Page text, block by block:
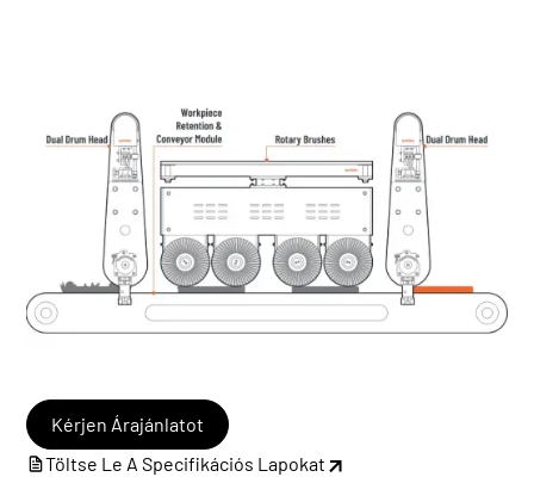
Kérjen Árajánlatot
Töltse Le A Specifikációs Lapokat